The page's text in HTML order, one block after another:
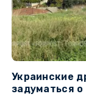
Украинские
задуматься